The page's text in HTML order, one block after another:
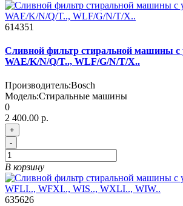
614351
Сливной фильтр стиральной машины с
WAE/K/N/Q/T.., WLF/G/N/T/X..
Производитель:Bosch
Модель:Стиральные машины
0
2 400.00 р.
+
-
В корзину
635626